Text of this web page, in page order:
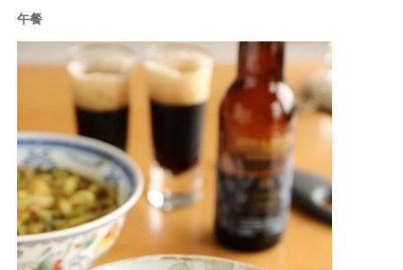
活動實況記錄
媒體報導一覽
合作與代言
訂閱電子報
午餐